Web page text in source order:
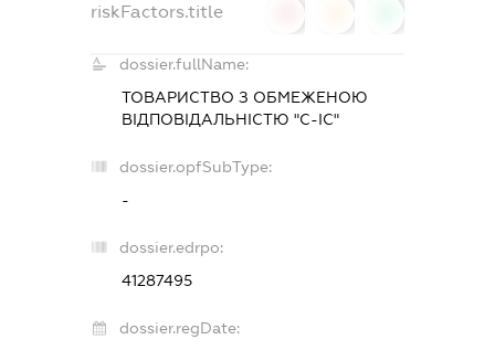
riskFactors.title
dossier.fullName:
ТОВАРИСТВО З ОБМЕЖЕНОЮ
ВІДПОВІДАЛЬНІСТЮ "С-ІС"
dossier.opfSubType:
-
dossier.edrpo:
41287495
dossier.regDate: